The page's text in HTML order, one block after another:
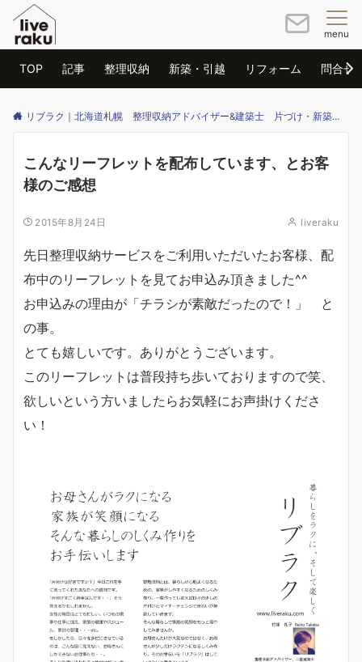
menu
TOP 記事 整理収納 新築・引越 リフォーム 問合せ
リブラク｜北海道札幌 整理収納アドバイザー&建築士 片づけ・新築・リフォームのご相談はリブラクまで
こんなリーフレットを配布しています、とお客
様のご感想
2015年8月24日 liveraku
先日整理収納サービスをご利用いただいたお客様、配
布中のリーフレットを見てお申込み頂きました^^
お申込みの理由が「チラシが素敵だったので！」 と
の事。
とても嬉しいです。ありがとうございます。
このリーフレットは普段持ち歩いておりますので笑、
欲しいという方いましたらお気軽にお声掛けくださ
い！